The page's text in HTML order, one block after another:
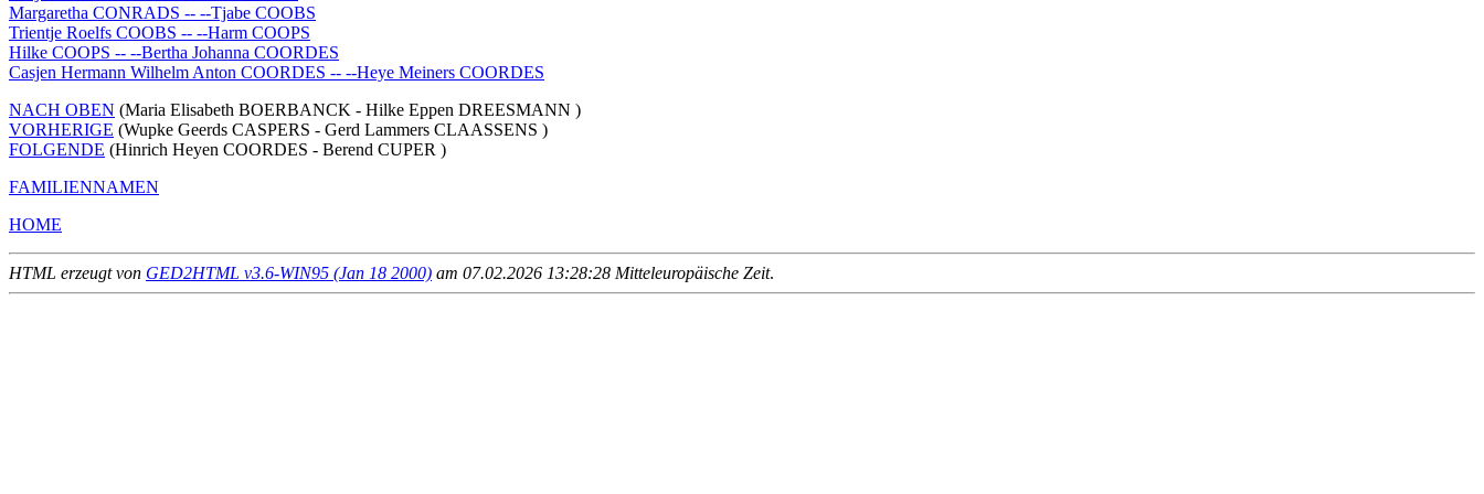
Margaretha CONRADS -- --Tjabe COOBS
Trientje Roelfs COOBS -- --Harm COOPS
Hilke COOPS -- --Bertha Johanna COORDES
Casjen Hermann Wilhelm Anton COORDES -- --Heye Meiners COORDES
NACH OBEN (Maria Elisabeth BOERBANCK - Hilke Eppen DREESMANN )
VORHERIGE (Wupke Geerds CASPERS - Gerd Lammers CLAASSENS )
FOLGENDE (Hinrich Heyen COORDES - Berend CUPER )
FAMILIENNAMEN
HOME
HTML erzeugt von GED2HTML v3.6-WIN95 (Jan 18 2000) am 07.02.2026 13:28:28 Mitteleuropäische Zeit.